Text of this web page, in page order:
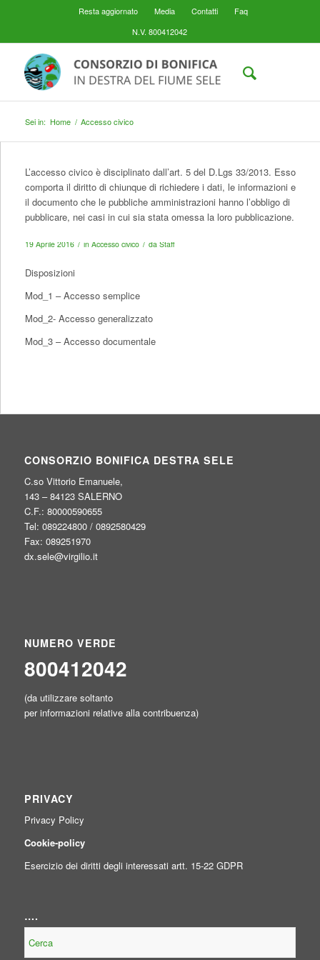
Resta aggiornato Media Contatti
Faq
N.V. 800412042
Sei in: Home / Accesso civico
L’accesso civico è disciplinato dall’art. 5 del D.Lgs 33/2013. Esso
comporta il diritto di chiunque di richiedere i dati, le informazioni e
il documento che le pubbliche amministrazioni hanno l’obbligo di
pubblicare, nei casi in cui sia stata omessa la loro pubblicazione.
19 Aprile 2016 / in Accesso civico / da Staff
Disposizioni
Mod_1 – Accesso semplice
Mod_2- Accesso generalizzato
Mod_3 – Accesso documentale
CONSORZIO BONIFICA DESTRA SELE
C.so Vittorio Emanuele,
143 – 84123 SALERNO
C.F.: 80000590655
Tel: 089224800 / 0892580429
Fax: 089251970
dx.sele@virgilio.it
NUMERO VERDE
800412042
(da utilizzare soltanto
per informazioni relative alla contribuenza)
PRIVACY
Privacy Policy
Cookie-policy
Esercizio dei diritti degli interessati artt. 15-22 GDPR
….